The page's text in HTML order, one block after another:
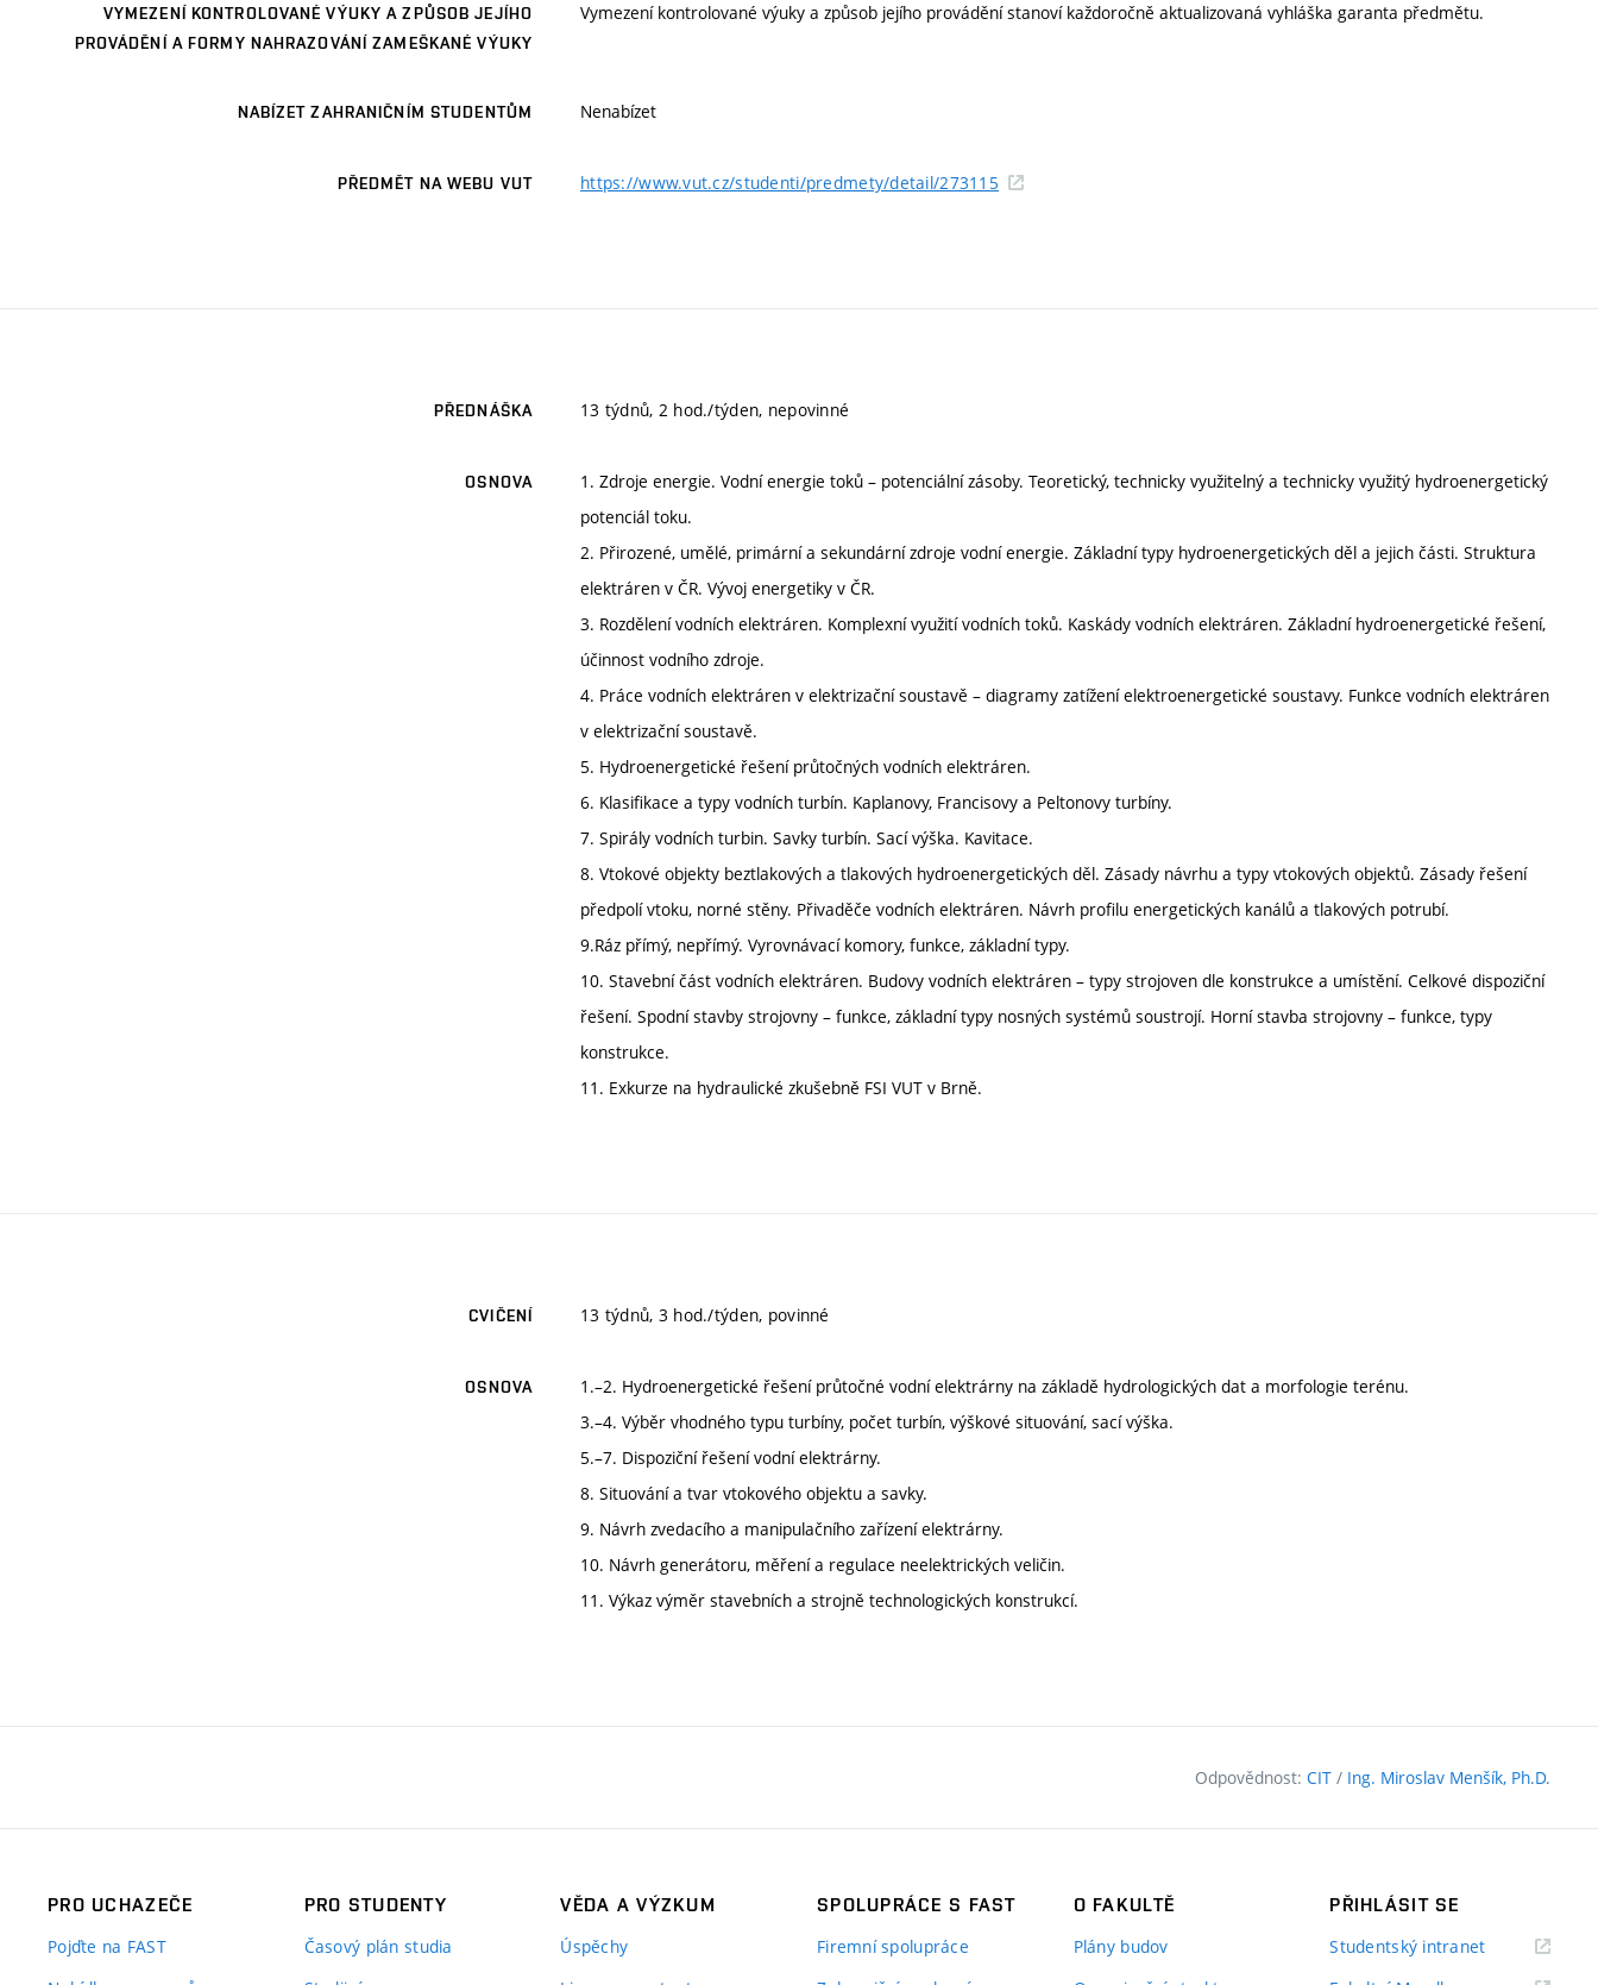
VYMEZENÍ KONTROLOVANÉ VÝUKY A ZPŮSOB JEJÍHO
PROVÁDĚNÍ A FORMY NAHRAZOVÁNÍ ZAMEŠKANÉ VÝUKY
Vymezení kontrolované výuky a způsob jejího provádění stanoví každoročně aktualizovaná vyhláška garanta předmětu.
NABÍZET ZAHRANIČNÍM STUDENTŮM Nenabízet
PŘEDMĚT NA WEBU VUT https://www.vut.cz/studenti/predmety/detail/273115
PŘEDNÁŠKA 13 týdnů, 2 hod./týden, nepovinné
OSNOVA
1. Zdroje energie. Vodní energie toků – potenciální zásoby. Teoretický, technicky využitelný a technicky využitý hydroenergetický
potenciál toku.
2. Přirozené, umělé, primární a sekundární zdroje vodní energie. Základní typy hydroenergetických děl a jejich části. Struktura
elektráren v ČR. Vývoj energetiky v ČR.
3. Rozdělení vodních elektráren. Komplexní využití vodních toků. Kaskády vodních elektráren. Základní hydroenergetické řešení,
účinnost vodního zdroje.
4. Práce vodních elektráren v elektrizační soustavě – diagramy zatížení elektroenergetické soustavy. Funkce vodních elektráren
v elektrizační soustavě.
5. Hydroenergetické řešení průtočných vodních elektráren.
6. Klasifikace a typy vodních turbín. Kaplanovy, Francisovy a Peltonovy turbíny.
7. Spirály vodních turbin. Savky turbín. Sací výška. Kavitace.
8. Vtokové objekty beztlakových a tlakových hydroenergetických děl. Zásady návrhu a typy vtokových objektů. Zásady řešení
předpolí vtoku, norné stěny. Přivaděče vodních elektráren. Návrh profilu energetických kanálů a tlakových potrubí.
9.Ráz přímý, nepřímý. Vyrovnávací komory, funkce, základní typy.
10. Stavební část vodních elektráren. Budovy vodních elektráren – typy strojoven dle konstrukce a umístění. Celkové dispoziční
řešení. Spodní stavby strojovny – funkce, základní typy nosných systémů soustrojí. Horní stavba strojovny – funkce, typy
konstrukce.
11. Exkurze na hydraulické zkušebně FSI VUT v Brně.
CVIČENÍ 13 týdnů, 3 hod./týden, povinné
OSNOVA
1.–2. Hydroenergetické řešení průtočné vodní elektrárny na základě hydrologických dat a morfologie terénu.
3.–4. Výběr vhodného typu turbíny, počet turbín, výškové situování, sací výška.
5.–7. Dispoziční řešení vodní elektrárny.
8. Situování a tvar vtokového objektu a savky.
9. Návrh zvedacího a manipulačního zařízení elektrárny.
10. Návrh generátoru, měření a regulace neelektrických veličin.
11. Výkaz výměr stavebních a strojně technologických konstrukcí.
Odpovědnost: CIT / Ing. Miroslav Menšík, Ph.D.
PRO UCHAZEČE
Pojďte na FAST
PRO STUDENTY
Časový plán studia
VĚDA A VÝZKUM
Úspěchy
SPOLUPRÁCE S FAST
Firemní spolupráce
O FAKULTĚ
Plány budov
PŘIHLÁSIT SE
Studentský intranet(externí